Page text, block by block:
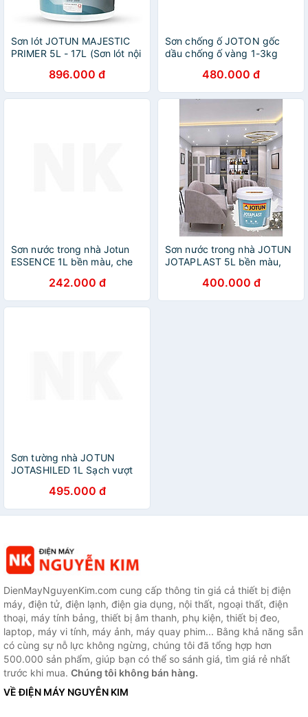
Sơn lót JOTUN MAJESTIC
PRIMER 5L - 17L (Sơn lót nội
896.000 đ
Sơn chống ố JOTON gốc
dầu chống ố vàng 1-3kg
480.000 đ
Sơn nước trong nhà Jotun
ESSENCE 1L bền màu, che
(Sơn nội thất)242.000 đ
Sơn nước trong nhà JOTUN
JOTAPLAST 5L bền màu,
400.000 đ
Sơn tường nhà JOTUN
JOTASHILED 1L Sạch vượt
ngoại thất)495.000 đ
DienMayNguyenKim.com cung cấp thông tin giá cả thiết bị điện
máy, điện tử, điện lạnh, điện gia dụng, nội thất, ngoại thất, điện
thoại, máy tính bảng, thiết bị âm thanh, phụ kiện, thiết bị đeo,
laptop, máy vi tính, máy ảnh, máy quay phim... Bằng khả năng sẵn
có cùng sự nỗ lực không ngừng, chúng tôi đã tổng hợp hơn
500.000 sản phẩm, giúp bạn có thể so sánh giá, tìm giá rẻ nhất
trước khi mua. Chúng tôi không bán hàng.
VỀ ĐIỆN MÁY NGUYỄN KIM